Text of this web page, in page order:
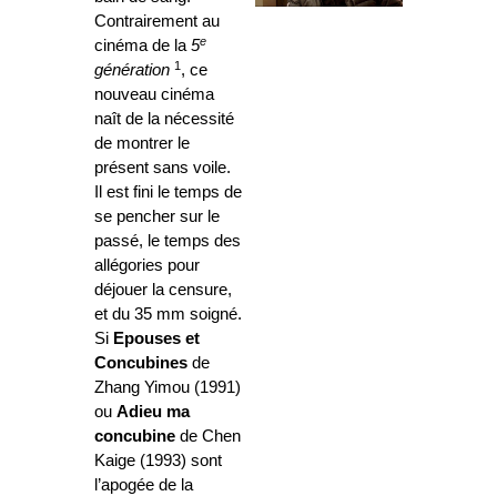
Contrairement au
cinéma de la 5e
génération 1 , ce
nouveau cinéma
naît de la nécessité
de montrer le
présent sans voile.
Il est fini le temps de
se pencher sur le
passé, le temps des
allégories pour
déjouer la censure,
et du 35 mm soigné.
Si Epouses et
Concubines de
Zhang Yimou (1991)
ou Adieu ma
concubine de Chen
Kaige (1993) sont
l’apogée de la